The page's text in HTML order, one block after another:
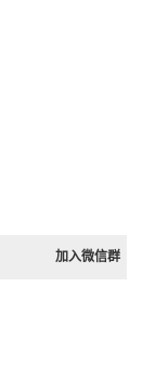
加入微信群